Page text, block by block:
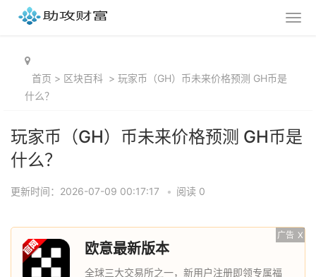
首页 > 区块百科 > 玩家币（GH）币未来价格预测 GH币是
什么？
玩家币（GH）币未来价格预测 GH币是
什么？
更新时间：2026-07-09 00:17:17 • 阅读 0
广告 X
欧意最新版本
全球三大交易所之一，新用户注册即领专属福